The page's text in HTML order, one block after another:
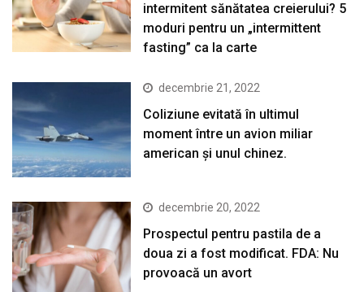
intermitent sănătatea creierului? 5
moduri pentru un „intermittent
fasting” ca la carte
decembrie 21, 2022
Coliziune evitată în ultimul
moment între un avion miliar
american şi unul chinez.
decembrie 20, 2022
Prospectul pentru pastila de a
doua zi a fost modificat. FDA: Nu
provoacă un avort